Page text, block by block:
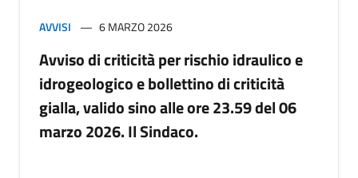
AVVISI 6 MARZO 2026
Avviso di criticità per rischio idraulico e
idrogeologico e bollettino di criticità
gialla, valido sino alle ore 23.59 del 06
marzo 2026. Il Sindaco.